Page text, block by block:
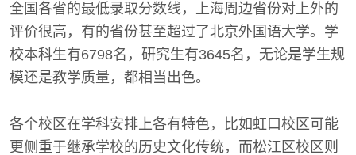
全国各省的最低录取分数线，上海周边省份对上外的
评价很高，有的省份甚至超过了北京外国语大学。学
校本科生有6798名，研究生有3645名，无论是学生规
模还是教学质量，都相当出色。
各个校区在学科安排上各有特色，比如虹口校区可能
更侧重于继承学校的历史文化传统，而松江区校区则